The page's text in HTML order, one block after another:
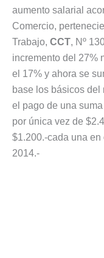
aumento salarial
Comercio,
Trabajo, CCT, Nº
incremento del 27%
el 17% y ahora se
base los básicos del
el pago de una
por única vez de
$1.200.-cada una
2014.-